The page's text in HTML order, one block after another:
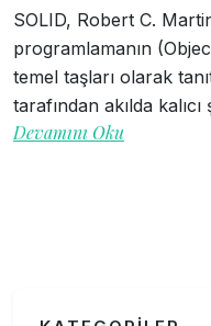
SOLID, Robert C.
programlamanın
temel taşları olarak
tarafından akılda
Devamını Oku